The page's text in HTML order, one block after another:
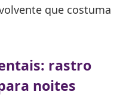
que costuma
rastro
noites